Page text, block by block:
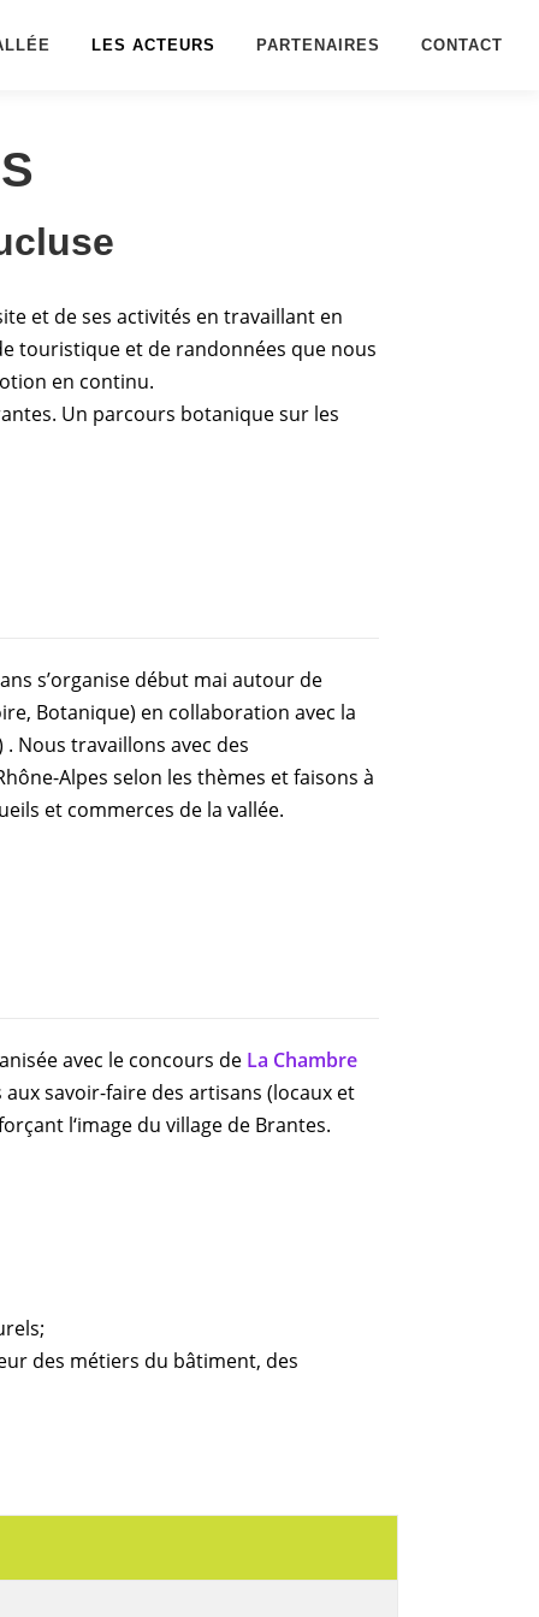
LES ACTEURS PARTENAIRES CONTACT
et de ses activités en travaillant en
touristique et de randonnées que nous
en continu.
Un parcours botanique sur les
s’organise début mai autour de
Botanique) en collaboration avec la
. Nous travaillons avec des
Alpes selon les thèmes et faisons à
et commerces de la vallée.
avec le concours de La Chambre
savoir-faire des artisans (locaux et
l‘image du village de Brantes.
des métiers du bâtiment, des